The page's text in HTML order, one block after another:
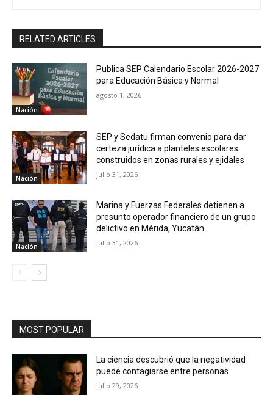
RELATED ARTICLES
Nación
Publica SEP Calendario Escolar 2026-2027
para Educación Básica y Normal
agosto 1, 2026
Nación
SEP y Sedatu firman convenio para dar
certeza jurídica a planteles escolares
construidos en zonas rurales y ejidales
julio 31, 2026
Nación
Marina y Fuerzas Federales detienen a
presunto operador financiero de un grupo
delictivo en Mérida, Yucatán
julio 31, 2026
MOST POPULAR
La ciencia descubrió que la negatividad
puede contagiarse entre personas
julio 29, 2026